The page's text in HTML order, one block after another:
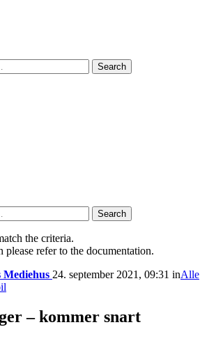
Search
Search
the criteria.
refer to the documentation.
Mediehus 24. september 2021, 09:31 inAlle
– kommer snart